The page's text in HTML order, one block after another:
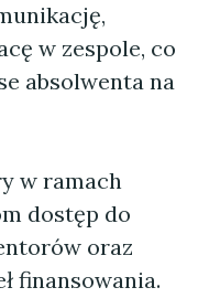
w zespole, co
absolwenta na
w ramach
dostęp do
oraz
finansowania.